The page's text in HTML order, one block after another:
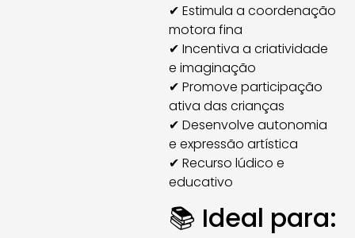
✔ Estimula a coordenação
motora fina
✔ Incentiva a criatividade
e imaginação
✔ Promove participação
ativa das crianças
✔ Desenvolve autonomia
e expressão artística
✔ Recurso lúdico e
educativo
📚 Ideal para: